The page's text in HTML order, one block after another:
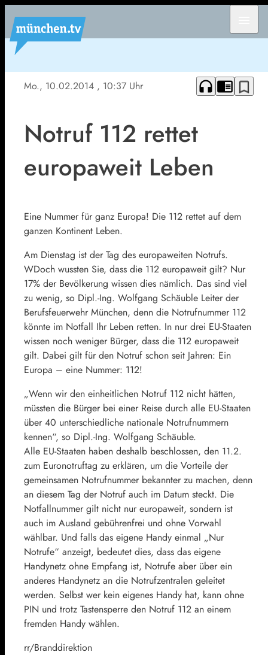
Mo., 10.02.2014 , 10:37 Uhr headphones chrome_reader_mode bookmark_border
Notruf 112 rettet
europaweit Leben
Eine Nummer für ganz Europa! Die 112 rettet auf dem
ganzen Kontinent Leben.
Am Dienstag ist der Tag des europaweiten Notrufs.
WDoch wussten Sie, dass die 112 europaweit gilt? Nur
17% der Bevölkerung wissen dies nämlich. Das sind viel
zu wenig, so Dipl.-Ing. Wolfgang Schäuble Leiter der
Berufsfeuerwehr München, denn die Notrufnummer 112
könnte im Notfall Ihr Leben retten. In nur drei EU-Staaten
wissen noch weniger Bürger, dass die 112 europaweit
gilt. Dabei gilt für den Notruf schon seit Jahren: Ein
Europa – eine Nummer: 112!
„Wenn wir den einheitlichen Notruf 112 nicht hätten,
müssten die Bürger bei einer Reise durch alle EU-Staaten
über 40 unterschiedliche nationale Notrufnummern
kennen“, so Dipl.-Ing. Wolfgang Schäuble.
Alle EU-Staaten haben deshalb beschlossen, den 11.2.
zum Euronotruftag zu erklären, um die Vorteile der
gemeinsamen Notrufnummer bekannter zu machen, denn
an diesem Tag der Notruf auch im Datum steckt. Die
Notfallnummer gilt nicht nur europaweit, sondern ist
auch im Ausland gebührenfrei und ohne Vorwahl
wählbar. Und falls das eigene Handy einmal „Nur
Notrufe“ anzeigt, bedeutet dies, dass das eigene
Handynetz ohne Empfang ist, Notrufe aber über ein
anderes Handynetz an die Notrufzentralen geleitet
werden. Selbst wer kein eigenes Handy hat, kann ohne
PIN und trotz Tastensperre den Notruf 112 an einem
fremden Handy wählen.
rr/Branddirektion